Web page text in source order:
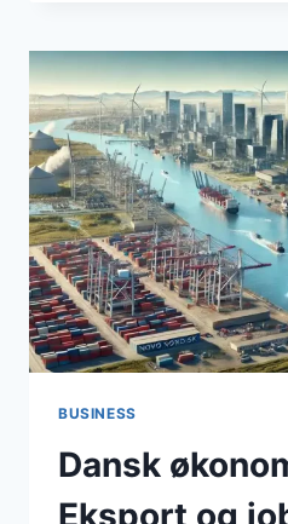
KONKURSER
I
DANMARK
(NOVEMBER
2024)
BUSINESS
Dansk
Eksport og